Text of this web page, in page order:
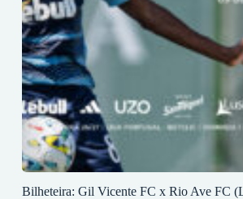
Bilheteira: Gil Vicente FC x Rio Ave FC